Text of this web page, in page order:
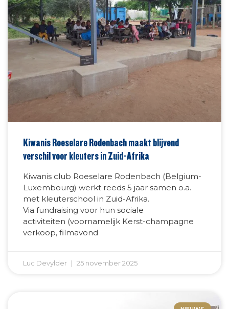
Kiwanis Roeselare Rodenbach maakt blijvend
verschil voor kleuters in Zuid-Afrika
Kiwanis club Roeselare Rodenbach (Belgium-
Luxembourg) werkt reeds 5 jaar samen o.a.
met kleuterschool in Zuid-Afrika.
Via fundraising voor hun sociale
activiteiten (voornamelijk Kerst-champagne
verkoop, filmavond
Luc Devylder 25 november 2025